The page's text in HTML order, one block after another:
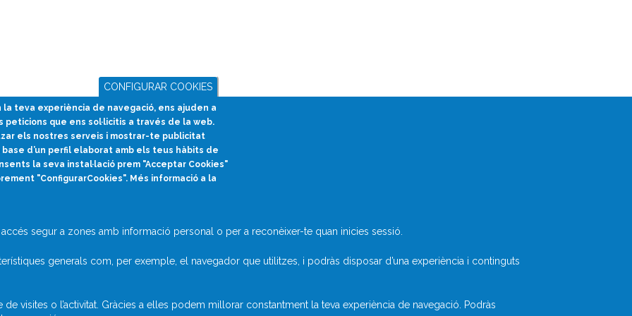
(+34) 934 120 030
Avís legal
Inicia sessió
CONFIGURAR COOKIES
teva experiència de navegació, ens ajuden a
que ens sol·licitis a través de la web.
els nostres serveis i mostrar-te publicitat
d’un perfil elaborat amb els teus hàbits de
la seva instal·lació prem "Acceptar Cookies"
"ConfigurarCookies". Més informació a la
segur a zones amb informació personal o per a reconèixer-te quan inicies sessió.
generals com, per exemple, el navegador que utilitzes, i podràs disposar d’una experiència i continguts
visites o l’activitat. Gràcies a elles podem millorar constantment la teva experiència de navegació. Podràs